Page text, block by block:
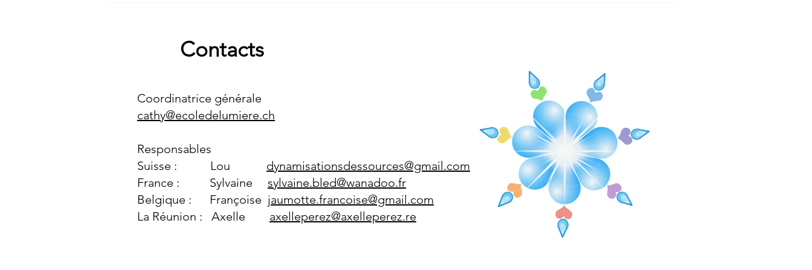
Contacts
Coordinatrice générale
cathy@ecoledelumiere.ch
Responsables
Suisse : Lou dynamisationsdessources@gmail.com
France : Sylvaine sylvaine.bled@wanadoo.fr
Belgique : Françoise jaumotte.francoise@gmail.com
La Réunion : Axelle axelleperez@axelleperez.re